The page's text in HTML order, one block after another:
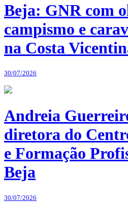
Beja: GNR com
campismo e
na Costa
30/07/2026
Andreia
diretora do
e Formação
Beja
30/07/2026